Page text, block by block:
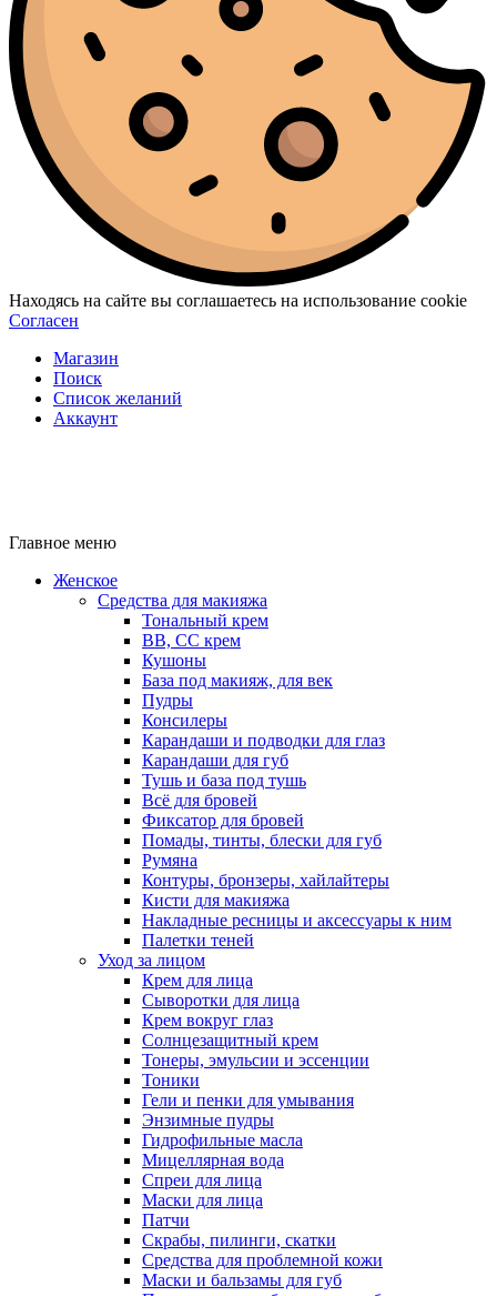
Находясь на сайте вы соглашаетесь на использование cookie
Согласен
Магазин
Поиск
Список желаний
Аккаунт
Главное меню
Женское
Средства для макияжа
Тональный крем
BB, CC крем
Кушоны
База под макияж, для век
Пудры
Консилеры
Карандаши и подводки для глаз
Карандаши для губ
Тушь и база под тушь
Всё для бровей
Фиксатор для бровей
Помады, тинты, блески для губ
Румяна
Контуры, бронзеры, хайлайтеры
Кисти для макияжа
Накладные ресницы и аксессуары к ним
Палетки теней
Уход за лицом
Крем для лица
Сыворотки для лица
Крем вокруг глаз
Солнцезащитный крем
Тонеры, эмульсии и эссенции
Тоники
Гели и пенки для умывания
Энзимные пудры
Гидрофильные масла
Мицеллярная вода
Спреи для лица
Маски для лица
Патчи
Скрабы, пилинги, скатки
Средства для проблемной кожи
Маски и бальзамы для губ